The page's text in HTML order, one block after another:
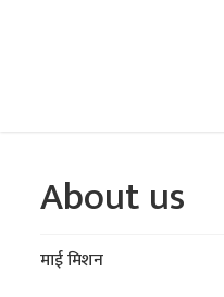
About us
माई मिशन